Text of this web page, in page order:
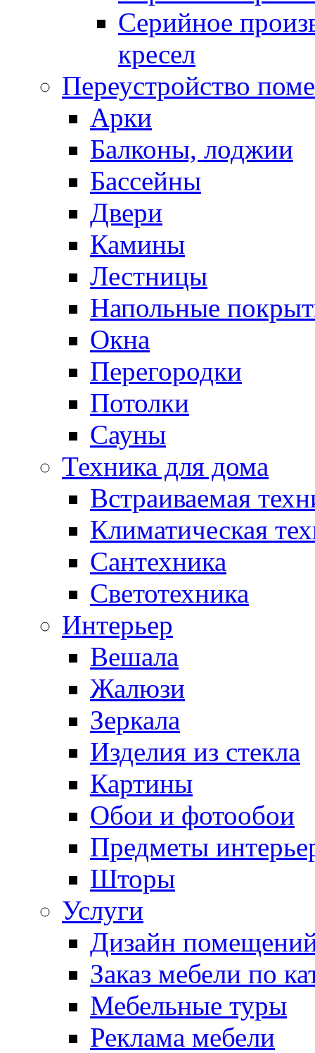
Серийное
кресел
Переустройство
Арки
Балконы, лоджии
Бассейны
Двери
Камины
Лестницы
Напольные
Окна
Перегородки
Потолки
Сауны
Техника для дома
Встраиваемая
Климатическая
Сантехника
Светотехника
Интерьер
Вешала
Жалюзи
Зеркала
Изделия из стекла
Картины
Обои и фотообои
Предметы
Шторы
Услуги
Дизайн
Заказ мебели по
Мебельные туры
Реклама мебели